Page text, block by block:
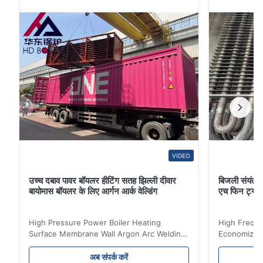
निर्माण करती हैं।पानी ...
VIDEO
उच्च दबाव पावर बॉयलर हीटिंग सतह झिल्ली दीवार
बायोमास बॉयलर के लिए आर्गन आर्क वेल्डिंग
High Pressure Power Boiler Heating
Surface Membrane Wall Argon Arc Welding
For Biomass Boiler Product Introduction
Water wall panels with pins usually laid
अब संपर्क करें
बिजली संयंत्र
एच फिन ट्यूब
High
Product